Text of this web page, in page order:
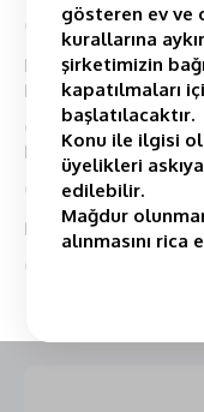
1 Minimum Okuma
Derin Bir Nefes Alın,
Başlangıçtır
1 Minimum Okuma
Başarı Hikayeleri-
11 Minimum Okuma
Başarı Hikayeleri –
gösteren ev ve
kurallarına
şirketimizin
kapatılmaları
başlatılacaktır.
Konu ile ilgisi
üyelikleri
edilebilir.
Mağdur
alınmasını rica